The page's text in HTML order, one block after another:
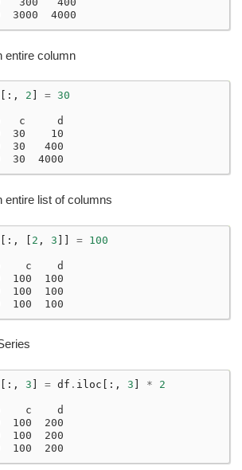
3000  4000
entire column
[:, 2 = 30
c     d
30    10
30   400
30  4000
entire list of columns
[:, [ 2 , 3 ]] = 100
c    d
100  100
100  100
100  100
[:, 3 = df . iloc [:, 3 *
2
c    d
100  200
100  200
100  200